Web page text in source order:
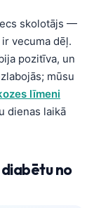
skolotājs —
vecuma dēļ.
pozitīva, un
mūsu
līmeni
dienas laikā
diabētu no